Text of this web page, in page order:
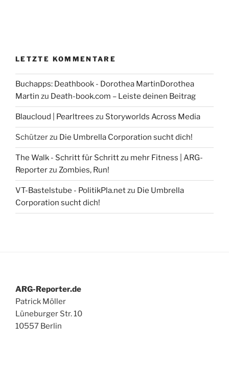
LETZTE KOMMENTARE
Buchapps: Deathbook - Dorothea MartinDorothea
Martin zu Death-book.com – Leiste deinen Beitrag
Blaucloud | Pearltrees zu Storyworlds Across Media
Schützerzu Die Umbrella Corporation sucht dich!
The Walk - Schritt für Schritt zu mehr Fitness | ARG-
Reporterzu Zombies, Run!
VT-Bastelstube - PolitikPla.netzu Die Umbrella
Corporation sucht dich!
ARG-Reporter.de
Patrick Möller
Lüneburger Str. 10
10557 Berlin